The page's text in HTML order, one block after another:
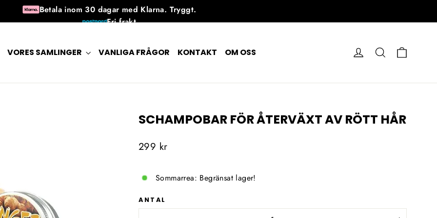
Betala inom 30 dagar med Klarna. Tryggt.
Fri frakt
Tillgänglig 7 dagar i veckan
VORES SAMLINGER VANLIGA FRÅGOR KONTAKT OM OSS LOGGA IN
SÖK PÅ
SCHAMPOBAR FÖR ÅTERVÄXT AV RÖTT HÅR
Ordinarie
299 kr
Sommarrea: Begränsat lager!
ANTAL